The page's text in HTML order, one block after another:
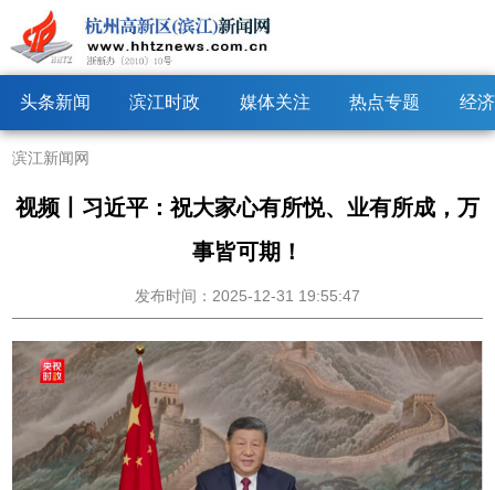
头条新闻 滨江时政 媒体关注 热点专题 经
滨江新闻网
视频丨习近平：祝大家心有所悦、业有所成，万
事皆可期！
发布时间：2025-12-31 19:55:47